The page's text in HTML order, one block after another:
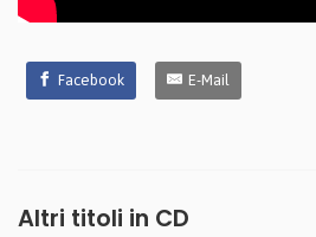
Facebook E-Mail
Altri titoli in CD